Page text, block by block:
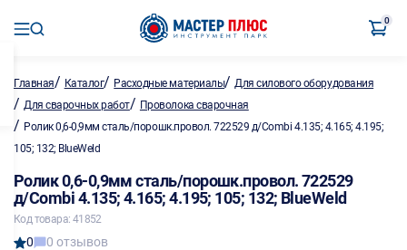
0
Главная/ Каталог/ Расходные материалы/Для силового оборудования
/ Для сварочных работ/ Проволока сварочная
/ Ролик 0,6-0,9мм сталь/порошк.провол. 722529 д/Combi 4.135; 4.165; 4.195;
105; 132; BlueWeld
Ролик 0,6-0,9мм сталь/порошк.провол. 722529
д/Combi 4.135; 4.165; 4.195; 105; 132; BlueWeld
Код товара: 41852
0 0 отзывов